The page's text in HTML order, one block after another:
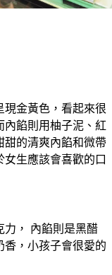
現金黃色，看起來很
內餡則用柚子泥、紅
甜的清爽內餡和微帶
生應該會喜歡的口
力， 內餡則是黑醋
香，小孩子會很愛的